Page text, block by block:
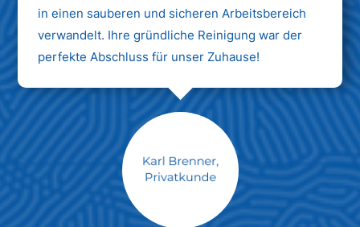
in einen sauberen und sicheren Arbeitsbereich
verwandelt. Ihre gründliche Reinigung war der
perfekte Abschluss für unser Zuhause!